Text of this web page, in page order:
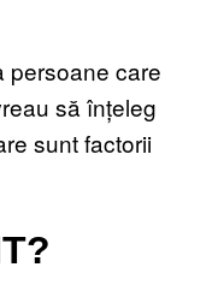
persoane care
să înțeleg
sunt factorii